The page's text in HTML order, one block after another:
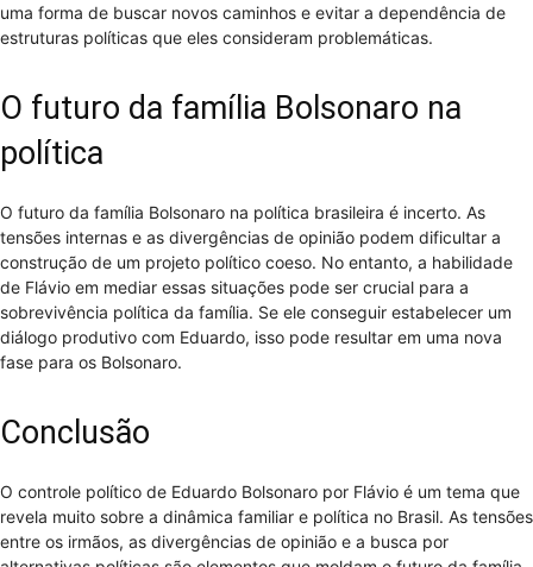
uma forma de buscar novos caminhos e evitar a dependência de
estruturas políticas que eles consideram problemáticas.
O futuro da família Bolsonaro na
política
O futuro da família Bolsonaro na política brasileira é incerto. As
tensões internas e as divergências de opinião podem dificultar a
construção de um projeto político coeso. No entanto, a habilidade
de Flávio em mediar essas situações pode ser crucial para a
sobrevivência política da família. Se ele conseguir estabelecer um
diálogo produtivo com Eduardo, isso pode resultar em uma nova
fase para os Bolsonaro.
Conclusão
O controle político de Eduardo Bolsonaro por Flávio é um tema que
revela muito sobre a dinâmica familiar e política no Brasil. As tensões
entre os irmãos, as divergências de opinião e a busca por